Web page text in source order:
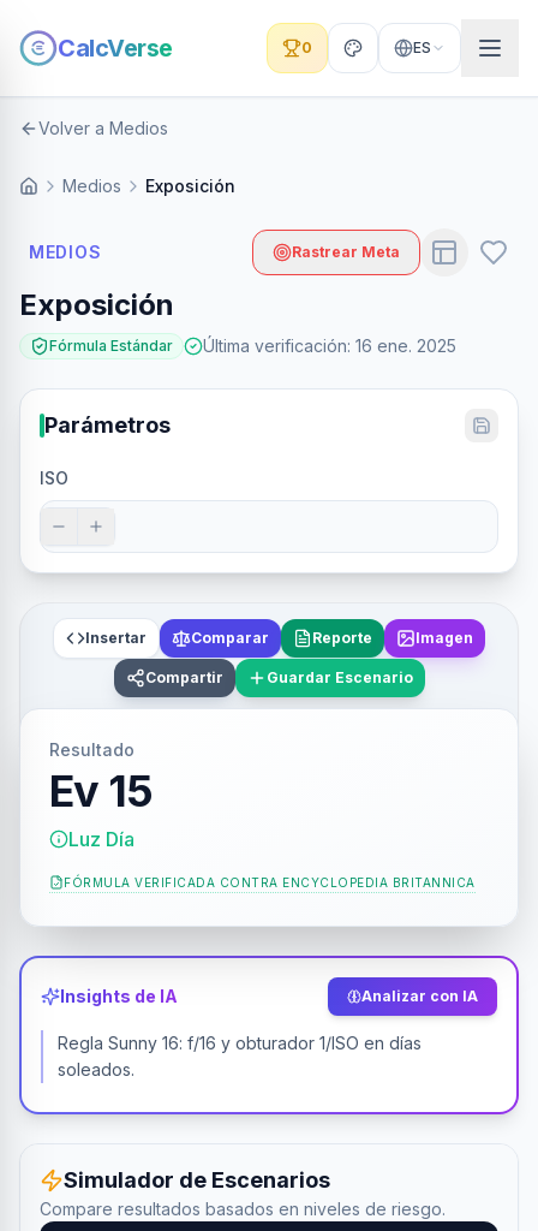
CalcVerse 0 ES
Volver a Medios
Medios Exposición
MEDIOS Rastrear Meta
Exposición
Fórmula Estándar Última verificación: 16 ene. 2025
Parámetros
ISO
Insertar Comparar Reporte Imagen
Compartir Guardar Escenario
Resultado
Ev 15
Luz Día
FÓRMULA VERIFICADA CONTRA ENCYCLOPEDIA BRITANNICA
Insights de IA Analizar con IA
Regla Sunny 16: f/16 y obturador 1/ISO en días
soleados.
Simulador de Escenarios
Compare resultados basados en niveles de riesgo.